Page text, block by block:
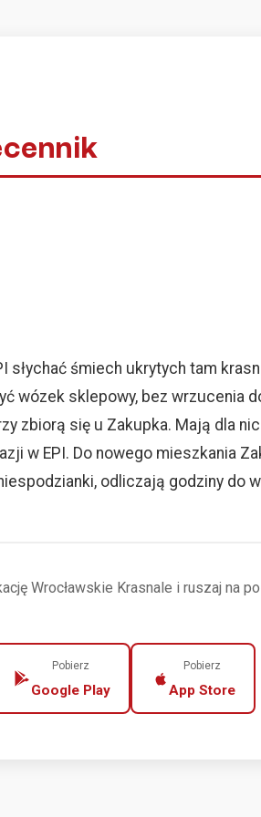
słychać śmiech ukrytych tam
wózek sklepowy, bez wrzucenia
zbiorą się u Zakupka. Mają dla
w EPI. Do nowego mieszkania
odliczają godziny do
Wrocławskie Krasnale i ruszaj na
Pobierz
Google Play
Pobierz
App Store